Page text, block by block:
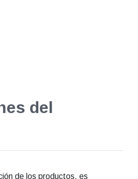
del
de los productos, es